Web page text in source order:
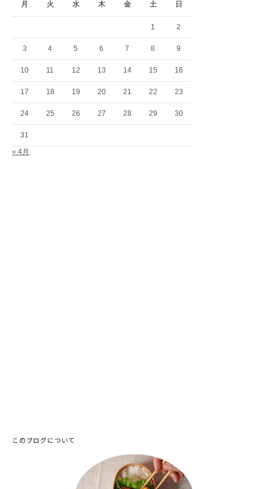
月 火 水 木 金 土 日
1 2
3 4 5 6 7 8 9
10 11 12 13 14 15 16
17 18 19 20 21 22 23
24 25 26 27 28 29 30
31
« 4月
このブログについて